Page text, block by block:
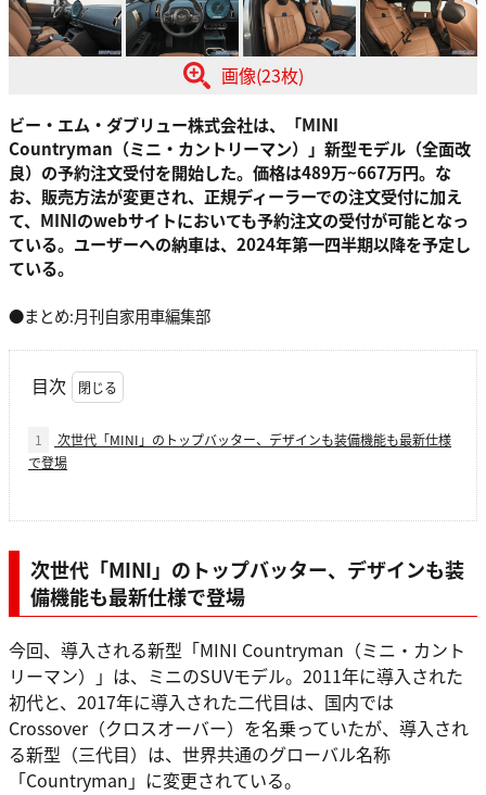
画像(23枚)
ビー・エム・ダブリュー株式会社は、「MINI
Countryman（ミニ・カントリーマン）」新型モデル（全面改
良）の予約注文受付を開始した。価格は489万~667万円。な
お、販売方法が変更され、正規ディーラーでの注文受付に加え
て、MINIのwebサイトにおいても予約注文の受付が可能となっ
ている。ユーザーへの納車は、2024年第一四半期以降を予定し
ている。
●まとめ:月刊自家用車編集部
目次
1
次世代「MINI」のトップバッター、デザインも装備機能も最新仕様
で登場
次世代「MINI」のトップバッター、デザインも装
備機能も最新仕様で登場
今回、導入される新型「MINI Countryman（ミニ・カント
リーマン）」は、ミニのSUVモデル。2011年に導入された
初代と、2017年に導入された二代目は、国内では
Crossover（クロスオーバー）を名乗っていたが、導入され
る新型（三代目）は、世界共通のグローバル名称
「Countryman」に変更されている。